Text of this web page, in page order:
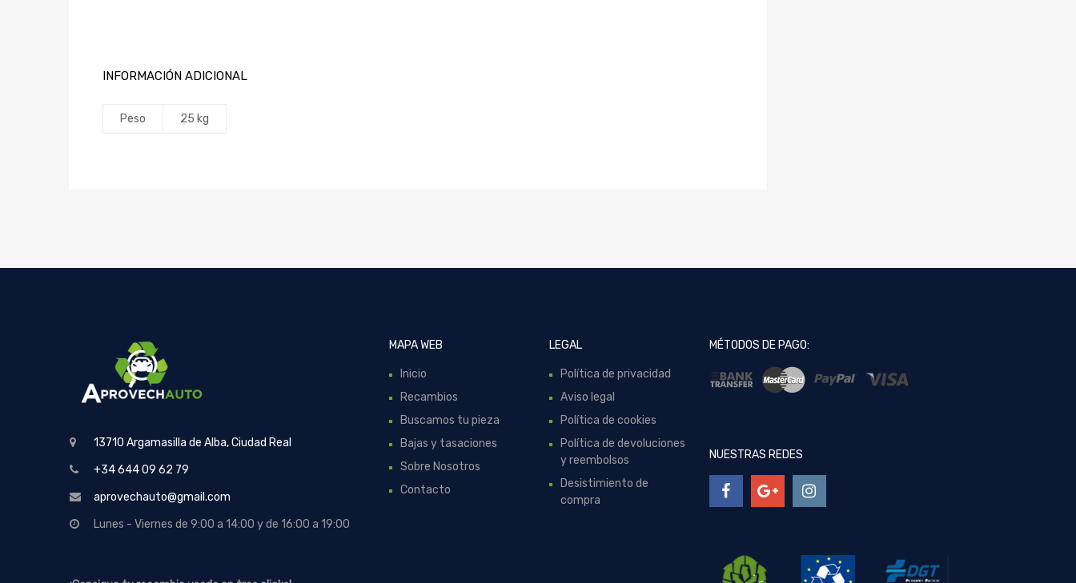
INFORMACIÓN ADICIONAL
Peso 25 kg
13710 Argamasilla de Alba, Ciudad Real
+34 644 09 62 79
aprovechauto@gmail.com
Lunes - Viernes de 9:00 a 14:00 y de 16:00 a 19:00
MAPA WEB
Inicio
Recambios
Buscamos tu pieza
Bajas y tasaciones
Sobre Nosotros
Contacto
LEGAL
Política de privacidad
Aviso legal
Política de cookies
Política de devoluciones
y reembolsos
Desistimiento de
compra
MÉTODOS DE PAGO:
NUESTRAS REDES